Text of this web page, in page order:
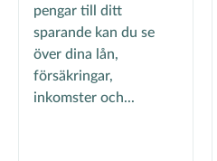
pengar till ditt
sparande kan du se
över dina lån,
försäkringar,
inkomster och...